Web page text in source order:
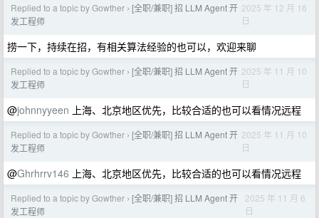
Replied to a topic by Gowther › [全职/兼职] 招 LLM Agent 开
发工程师
2025 年 12 月 16
日
捞一下，持续在招，有相关算法经验的也可以，欢迎来聊
Replied to a topic by Gowther › [全职/兼职] 招 LLM Agent 开
发工程师
2025 年 11 月 10
日
@johnnyyeen 上海、北京地区优先，比较合适的也可以看情况远程
Replied to a topic by Gowther › [全职/兼职] 招 LLM Agent 开
发工程师
2025 年 11 月 10
日
@Ghrhrrv146 上海、北京地区优先，比较合适的也可以看情况远程
Replied to a topic by Gowther › [全职/兼职] 招 LLM Agent 开
发工程师
2025 年 11 月 6
日